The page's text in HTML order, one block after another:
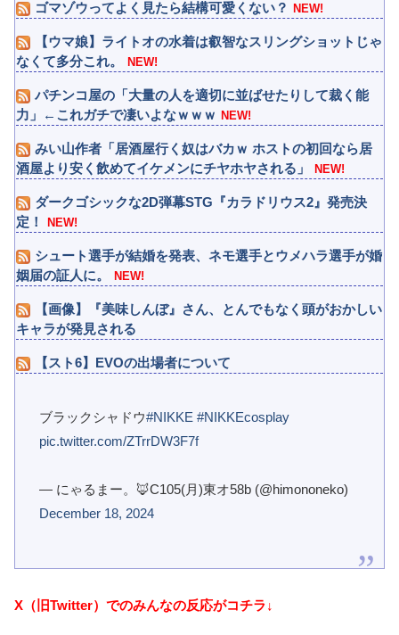
ゴマゾウってよく見たら結構可愛くない？ NEW!
【ウマ娘】ライトオの水着は叡智なスリングショットじゃ
なくて多分これ。
NEW!
パチンコ屋の「大量の人を適切に並ばせたりして裁く能
力」←これガチで凄いよなｗｗｗ NEW!
みい山作者「居酒屋行く奴はバカｗ ホストの初回なら居
酒屋より安く飲めてイケメンにチヤホヤされる」
NEW!
ダークゴシックな2D弾幕STG『カラドリウス2』発売決
定！
NEW!
シュート選手が結婚を発表、ネモ選手とウメハラ選手が婚
姻届の証人に。
NEW!
【画像】『美味しんぼ』さん、とんでもなく頭がおかしい
キャラが発見される
【スト6】EVOの出場者について
ブラックシャドウ#NIKKE #NIKKEcosplay
pic.twitter.com/ZTrrDW3F7f
— にゃるまー。🦊C105(月)東オ58b (@himononeko)
December 18, 2024
X（旧Twitter）でのみんなの反応がコチラ↓